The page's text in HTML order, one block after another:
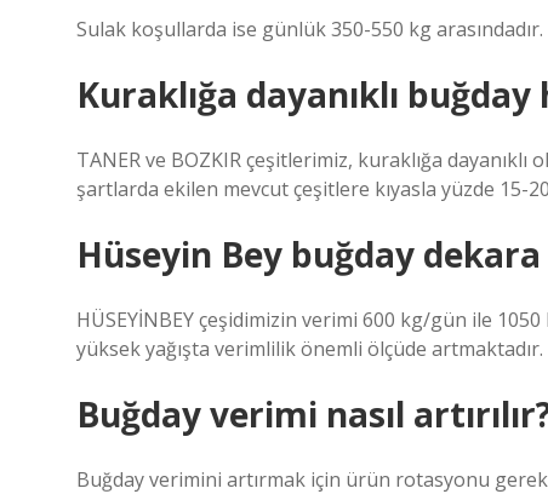
Sulak koşullarda ise günlük 350-550 kg arasındadır.
Kuraklığa dayanıklı buğday
TANER ve BOZKIR çeşitlerimiz, kuraklığa
şartlarda ekilen mevcut çeşitlere kıyasla yüzde 15-
Hüseyin Bey buğday
HÜSEYİNBEY çeşidimizin verimi 600 kg/gün ile
yüksek yağışta verimlilik önemli ölçüde artmaktadır.
Buğday verimi nasıl
Buğday verimini artırmak için ürün rotasyonu